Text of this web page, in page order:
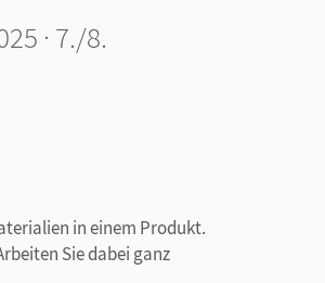
· 7./8.
in einem Produkt.
Sie dabei ganz